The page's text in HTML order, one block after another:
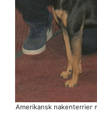
Amerikansk nakenterrier